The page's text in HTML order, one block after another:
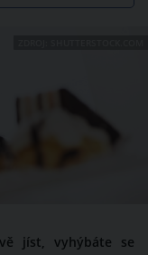
jíst, vyhýbáte se